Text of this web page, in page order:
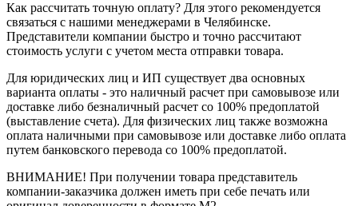
Как рассчитать точную оплату? Для этого рекомендуется
связаться с нашими менеджерами в Челябинске.
Представители компании быстро и точно рассчитают
стоимость услуги с учетом места отправки товара.
Для юридических лиц и ИП существует два основных
варианта оплаты - это наличный расчет при самовывозе или
доставке либо безналичный расчет со 100% предоплатой
(выставление счета). Для физических лиц также возможна
оплата наличными при самовывозе или доставке либо оплата
путем банковского перевода со 100% предоплатой.
ВНИМАНИЕ! При получении товара представитель
компании-заказчика должен иметь при себе печать или